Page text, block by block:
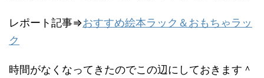
レポート記事⇒おすすめ絵本ラック＆おもちゃラッ
ク
時間がなくなってきたのでこの辺にしておきます＾